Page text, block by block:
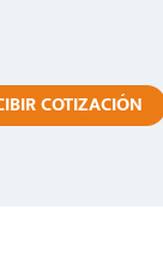
COTIZACIÓN